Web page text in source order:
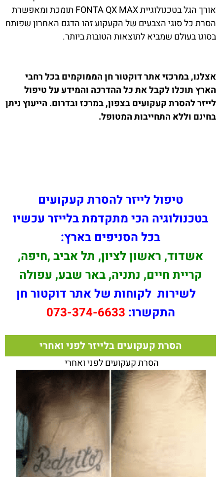
אורך הגל בטכנולוגיית FONTA QX MAX תומכת ומאפשרת
הסרת כל סוגי הצבעים של הקעקוע זהו הדגם האחרון שפותח
בסוגו בעולם שמביא לתוצאות הטובות ביותר.
אצלנו, במרכזי אתר דוקטור חן הממוקמים בכל רחבי
הארץ תוכלו לקבל את כל ההדרכה והמידע על טיפול
לייזר להסרת קעקועים בצפון, במרכז ובדרום. הייעוץ ניתן
בחינם וללא התחייבות המטופל.
טיפול לייזר להסרת קעקועים
בטכנולוגיה הכי מתקדמת בלייזר עכשיו
בכל הסניפים בארץ:
אשדוד, ראשון לציון, תל אביב ,חיפה,
קריית חיים, נתניה, באר שבע, עפולה
לשירות לקוחות של אתר דוקטור חן
התקשרו: 073-374-6633
הסרת קעקועים בלייזר לפני ואחרי
הסרת קעקועים לפני ואחרי